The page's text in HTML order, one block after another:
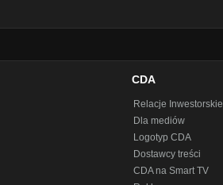
CDA
Relacje Inwestorskie
Dla mediów
Logotyp CDA
Dostawcy treści
CDA na Smart TV